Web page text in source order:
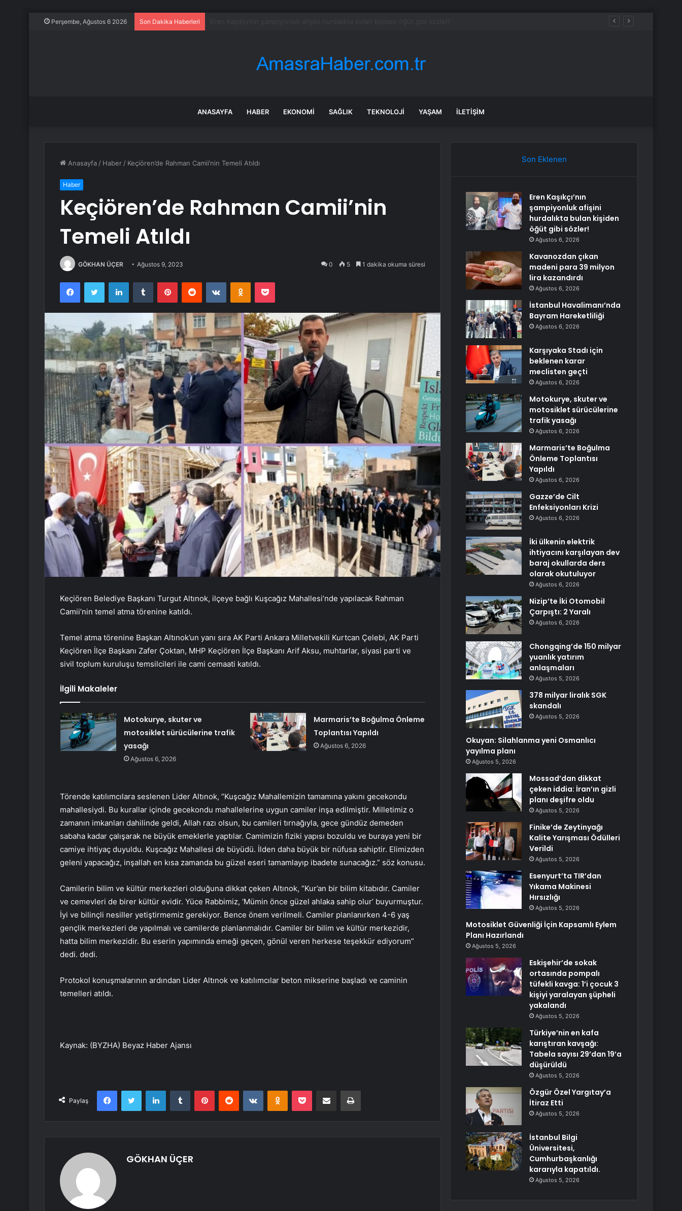
Perşembe, Ağustos 6 2026 Son Dakika Haberleri
ANASAYFA HABER EKONOMI SAĞLIK TEKNOLOJI YAŞAM İLETIŞIM
Anasayfa / Haber / Keçiören’de Rahman Camii’nin Temeli Atıldı
Haber
Keçiören’de Rahman Camii’nin
Temeli Atıldı
GÖKHAN ÜÇER Ağustos 9, 2023 0 5 1 dakika okuma süresi
FacebookTwitter LinkedInTumblr PinterestReddit VKontakteOdnoklassniki
Pocket
Keçiören Belediye Başkanı Turgut Altınok, ilçeye bağlı Kuşcağız Mahallesi’nde yapılacak Rahman
Camii’nin temel atma törenine katıldı.
Temel atma törenine Başkan Altınok’un yanı sıra AK Parti Ankara Milletvekili Kurtcan Çelebi, AK Parti
Keçiören İlçe Başkanı Zafer Çoktan, MHP Keçiören İlçe Başkanı Arif Aksu, muhtarlar, siyasi parti ve
sivil toplum kuruluşu temsilcileri ile cami cemaati katıldı.
İlgili Makaleler
Motokurye, skuter ve
motosiklet sürücülerine trafik
yasağı
Ağustos 6, 2026
Marmaris’te Boğulma Önleme
Toplantısı Yapıldı
Ağustos 6, 2026
Törende katılımcılara seslenen Lider Altınok, “Kuşcağız Mahallemizin tamamına yakını gecekondu
mahallesiydi. Bu kurallar içinde gecekondu mahallelerine uygun camiler inşa edilmiştir. Milletimiz o
zamanın imkanları dahilinde geldi, Allah razı olsun, bu camileri tırnağıyla, gece gündüz demeden
sabaha kadar çalışarak ne büyük emeklerle yaptılar. Camimizin fiziki yapısı bozuldu ve buraya yeni bir
camiye ihtiyaç duyuldu. Kuşcağız Mahallesi de büyüdü. İlden daha büyük bir nüfusa sahiptir. Elimizden
geleni yapacağız, inşallah en kısa zamanda bu güzel eseri tamamlayıp ibadete sunacağız.” söz konusu.
Camilerin bilim ve kültür merkezleri olduğuna dikkat çeken Altınok, “Kur’an bir bilim kitabıdır. Camiler
ve cemevleri de birer kültür evidir. Yüce Rabbimiz, ‘Mümin önce güzel ahlaka sahip olur’ buyurmuştur.
İyi ve bilinçli nesiller yetiştirmemiz gerekiyor. Bence önem verilmeli. Camiler planlanırken 4-6 yaş
gençlik merkezleri de yapılmalı ve camilerde planlanmalıdır. Camiler bir bilim ve kültür merkezidir,
hatta bilim merkezidir. Bu eserin yapımında emeği geçen, gönül veren herkese teşekkür ediyorum”
dedi. dedi.
Protokol konuşmalarının ardından Lider Altınok ve katılımcılar beton mikserine başladı ve caminin
temelleri atıldı.
Kaynak: (BYZHA) Beyaz Haber Ajansı
Paylaş
FacebookTwitter LinkedInTumblr PinterestReddit VKontakteOdnoklassniki
Pocket E-Posta ile paylaş Yazdır
GÖKHAN ÜÇER
Son Eklenen
Eren Kaşıkçı’nın
şampiyonluk afişini
hurdalıkta bulan kişiden
öğüt gibi sözler!
Ağustos 6, 2026
Kavanozdan çıkan
madeni para 39 milyon
lira kazandırdı
Ağustos 6, 2026
İstanbul Havalimanı’nda
Bayram Hareketliliği
Ağustos 6, 2026
Karşıyaka Stadı için
beklenen karar
meclisten geçti
Ağustos 6, 2026
Motokurye, skuter ve
motosiklet sürücülerine
trafik yasağı
Ağustos 6, 2026
Marmaris’te Boğulma
Önleme Toplantısı
Yapıldı
Ağustos 6, 2026
Gazze’de Cilt
Enfeksiyonları Krizi
Ağustos 6, 2026
İki ülkenin elektrik
ihtiyacını karşılayan dev
baraj okullarda ders
olarak okutuluyor
Ağustos 6, 2026
Nizip’te İki Otomobil
Çarpıştı: 2 Yaralı
Ağustos 6, 2026
Chongqing’de 150 milyar
yuanlık yatırım
anlaşmaları
Ağustos 5, 2026
378 milyar liralık SGK
skandalı
Ağustos 5, 2026
Okuyan: Silahlanma yeni Osmanlıcı
yayılma planı
Ağustos 5, 2026
Mossad’dan dikkat
çeken iddia: İran’ın gizli
planı deşifre oldu
Ağustos 5, 2026
Finike’de Zeytinyağı
Kalite Yarışması Ödülleri
Verildi
Ağustos 5, 2026
Esenyurt’ta TIR’dan
Yıkama Makinesi
Hırsızlığı
Ağustos 5, 2026
Motosiklet Güvenliği İçin Kapsamlı Eylem
Planı Hazırlandı
Ağustos 5, 2026
Eskişehir’de sokak
ortasında pompalı
tüfekli kavga: 1’i çocuk 3
kişiyi yaralayan şüpheli
yakalandı
Ağustos 5, 2026
Türkiye’nin en kafa
karıştıran kavşağı:
Tabela sayısı 29’dan 19’a
düşürüldü
Ağustos 5, 2026
Özgür Özel Yargıtay’a
İtiraz Etti
Ağustos 5, 2026
İstanbul Bilgi
Üniversitesi,
Cumhurbaşkanlığı
kararıyla kapatıldı.
Ağustos 5, 2026